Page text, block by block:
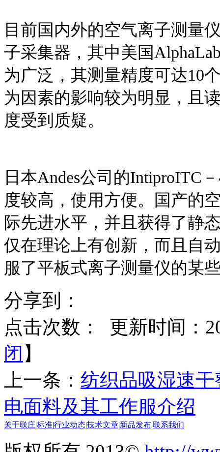
目前国内外的空气离子测量
子采集器，其中美国
为广泛，其测量精度可达10
为因素的影响较为明显，且
度受到质疑。
日本Andes公司的IntiproITC
度较高，使用方便。国产的
际先进水平，并且获得了静
仅在理论上有创新，而且自
服了平板式离子测量仪的某
分享到：
点击次数：
更新时间：
闭 】
上一条： 纺织品吸湿速
电面料及其工作服介绍
关于联庄标准行业动态技术文章 新品发布联系我们